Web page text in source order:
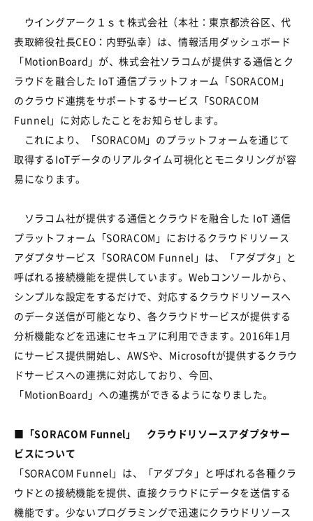
ウイングアーク１ｓｔ株式会社（本社：東京都渋谷区、代
表取締役社長CEO：内野弘幸）は、情報活用ダッシュボード
「MotionBoard」が、株式会社ソラコムが提供する通信とク
ラウドを融合した IoT 通信プラットフォーム「SORACOM」
のクラウド連携をサポートするサービス「SORACOM
Funnel」に対応したことをお知らせします。
これにより、「SORACOM」のプラットフォームを通じて
取得するIoTデータのリアルタイム可視化とモニタリングが容
易になります。
ソラコム社が提供する通信とクラウドを融合した IoT 通信
プラットフォーム「SORACOM」におけるクラウドリソース
アダプタサービス「SORACOM Funnel」は、「アダプタ」と
呼ばれる接続機能を提供しています。Webコンソールから、
シンプルな設定をするだけで、対応するクラウドリソースへ
のデータ送信が可能となり、各クラウドサービスが提供する
分析機能などを迅速にセキュアに利用できます。2016年1月
にサービス提供開始し、AWSや、Microsoftが提供するクラウ
ドサービスへの連携に対応しており、今回、
「MotionBoard」への連携ができるようになりました。
■「SORACOM Funnel」 クラウドリソースアダプタサー
ビスについて
「SORACOM Funnel」は、「アダプタ」と呼ばれる各種クラ
ウドとの接続機能を提供、直接クラウドにデータを送信する
機能です。少ないプログラミングで迅速にクラウドリソース